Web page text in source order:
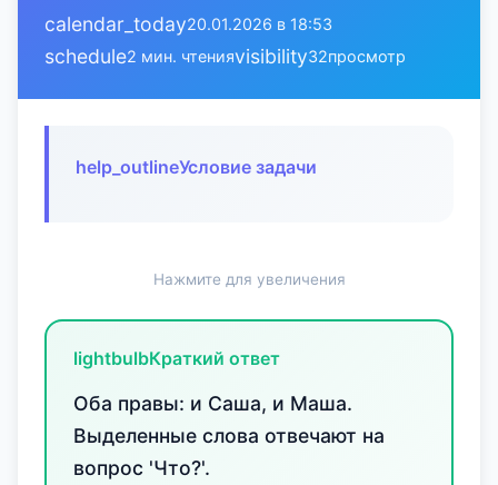
calendar_today20.01.2026 в 18:53
schedule2 мин. чтенияvisibility32просмотр
help_outlineУсловие задачи
Нажмите для увеличения
lightbulbКраткий ответ
Оба правы: и Саша, и Маша.
Выделенные слова отвечают на
вопрос 'Что?'.